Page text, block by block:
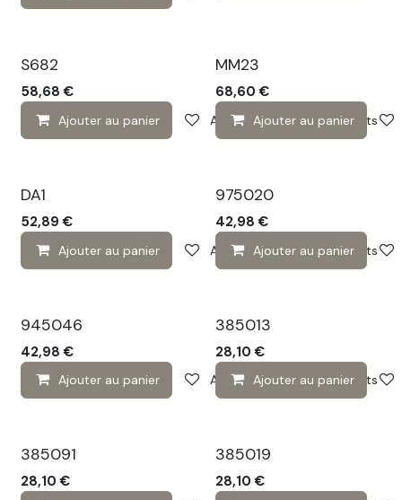
S682
58,68 €
Ajouter au panier Ajouter à la liste de souhaits
MM23
68,60 €
Ajouter au panier
DA1
52,89 €
Ajouter au panier Ajouter à la liste de souhaits
975020
42,98 €
Ajouter au panier
945046
42,98 €
Ajouter au panier Ajouter à la liste de souhaits
385013
28,10 €
Ajouter au panier
385091
28,10 €
385019
28,10 €